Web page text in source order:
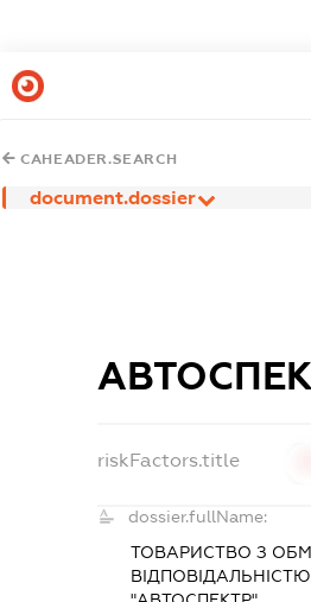
CAHEADER.SEARCH
document.dossier
riskFactors.title
dossier.fullName:
ТОВАРИСТВО З
ВІДПОВІДАЛЬНІСТЮ